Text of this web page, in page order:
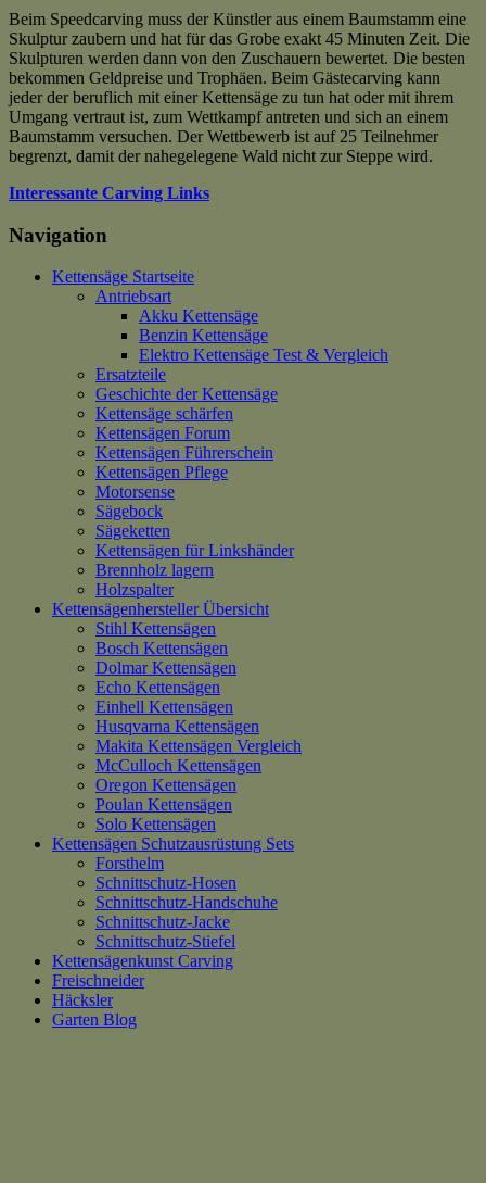
Beim Speedcarving muss der Künstler aus einem Baumstamm eine
Skulptur zaubern und hat für das Grobe exakt 45 Minuten Zeit. Die
Skulpturen werden dann von den Zuschauern bewertet. Die besten
bekommen Geldpreise und Trophäen. Beim Gästecarving kann
jeder der beruflich mit einer Kettensäge zu tun hat oder mit ihrem
Umgang vertraut ist, zum Wettkampf antreten und sich an einem
Baumstamm versuchen. Der Wettbewerb ist auf 25 Teilnehmer
begrenzt, damit der nahegelegene Wald nicht zur Steppe wird.
Interessante Carving Links
Navigation
Kettensäge Startseite
Antriebsart
Akku Kettensäge
Benzin Kettensäge
Elektro Kettensäge Test & Vergleich
Ersatzteile
Geschichte der Kettensäge
Kettensäge schärfen
Kettensägen Forum
Kettensägen Führerschein
Kettensägen Pflege
Motorsense
Sägebock
Sägeketten
Kettensägen für Linkshänder
Brennholz lagern
Holzspalter
Kettensägenhersteller Übersicht
Stihl Kettensägen
Bosch Kettensägen
Dolmar Kettensägen
Echo Kettensägen
Einhell Kettensägen
Husqvarna Kettensägen
Makita Kettensägen Vergleich
McCulloch Kettensägen
Oregon Kettensägen
Poulan Kettensägen
Solo Kettensägen
Kettensägen Schutzausrüstung Sets
Forsthelm
Schnittschutz-Hosen
Schnittschutz-Handschuhe
Schnittschutz-Jacke
Schnittschutz-Stiefel
Kettensägenkunst Carving
Freischneider
Häcksler
Garten Blog